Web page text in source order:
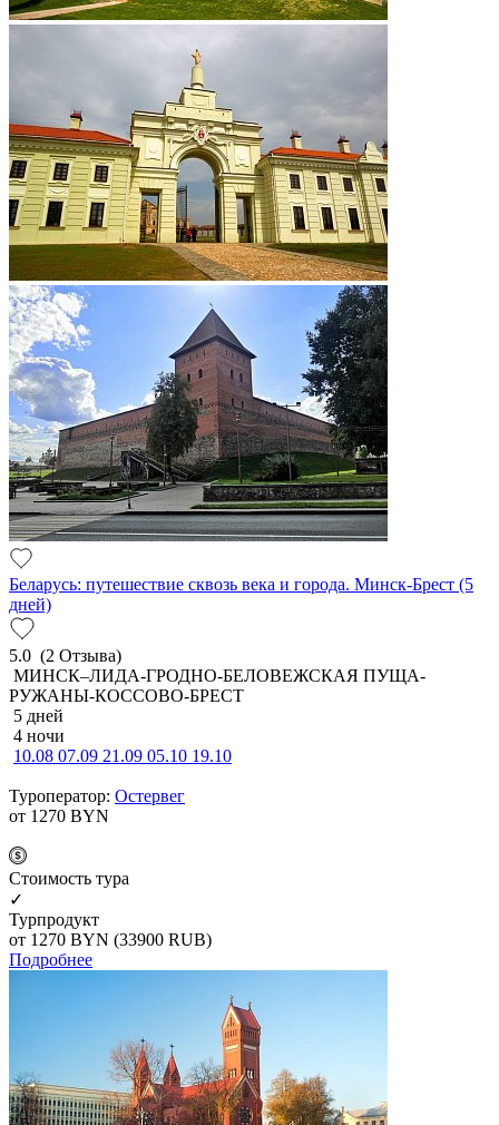
Беларусь: путешествие сквозь века и города. Минск-Брест (5
дней)
5.0 (2 Отзыва)
МИНСК–ЛИДА-ГРОДНО-БЕЛОВЕЖСКАЯ ПУЩА-
РУЖАНЫ-КОССОВО-БРЕСТ
5 дней
4 ночи
10.08 07.09 21.09 05.10 19.10
Туроператор: Остервег
от 1270 BYN
Cтоимость тура
✓
Турпродукт
от 1270 BYN (33900 RUB)
Подробнее